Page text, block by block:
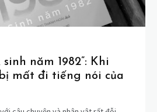
năm 1982”: Khi
mất đi tiếng nói của